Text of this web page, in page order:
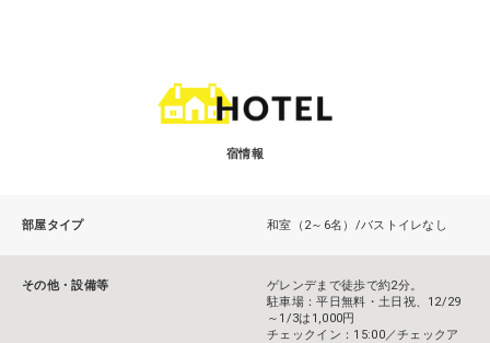
宿情報
部屋タイプ 和室（2～6名）/バストイレなし
その他・設備等
ゲレンデまで徒歩で約2分。
駐車場：平日無料・土日祝、12/29
～1/3は1,000円
チェックイン：15:00／チェックア